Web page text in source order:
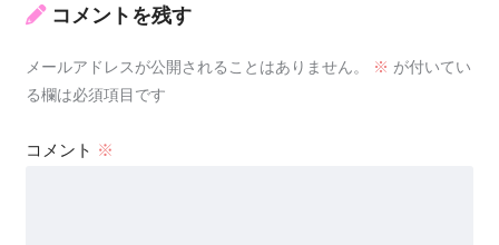
コメントを残す
メールアドレスが公開されることはありません。 ※ が付いてい
る欄は必須項目です
コメント ※